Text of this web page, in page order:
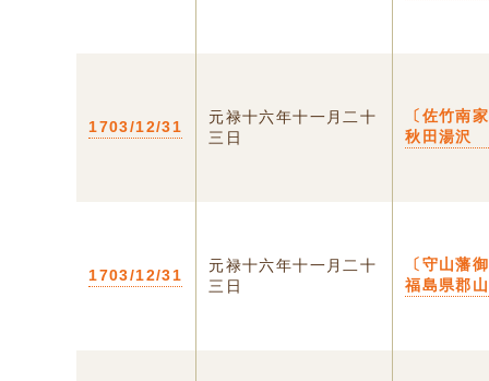
1703/12/31
元禄十六年十一月二十
三日
〔佐竹南
秋田湯沢
1703/12/31
元禄十六年十一月二十
三日
〔守山藩
福島県郡